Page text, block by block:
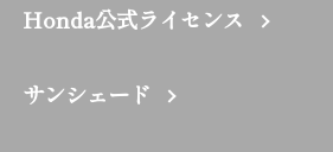
Honda公式ライセンス
サンシェード